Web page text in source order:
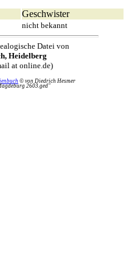
Geschwister
nicht bekannt
Datei von
Heidelberg
at online.de)
© von Diedrich Hesmer
2603.ged"